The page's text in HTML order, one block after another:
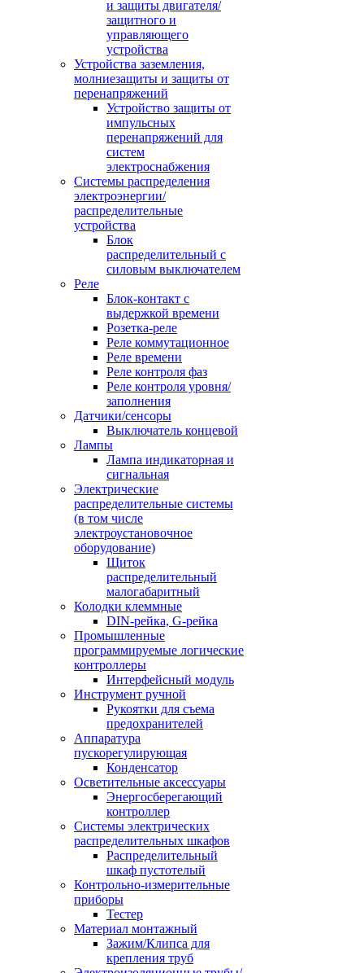
и защиты двигателя/
защитного и
управляющего
устройства
Устройства заземления,
молниезащиты и защиты от
перенапряжений
Устройство защиты от
импульсных
перенапряжений для
систем
электроснабжения
Системы распределения
электроэнергии/
распределительные
устройства
Блок
распределительный с
силовым выключателем
Реле
Блок-контакт с
выдержкой времени
Розетка-реле
Реле коммутационное
Реле времени
Реле контроля фаз
Реле контроля уровня/
заполнения
Датчики/сенсоры
Выключатель концевой
Лампы
Лампа индикаторная и
сигнальная
Электрические
распределительные системы
(в том числе
электроустановочное
оборудование)
Щиток
распределительный
малогабаритный
Колодки клеммные
DIN-рейка, G-рейка
Промышленные
программируемые логические
контроллеры
Интерфейсный модуль
Инструмент ручной
Рукоятки для съема
предохранителей
Аппаратура
пускорегулирующая
Конденсатор
Осветительные аксессуары
Энергосберегающий
контроллер
Системы электрических
распределительных шкафов
Распределительный
шкаф пустотелый
Контрольно-измерительные
приборы
Тестер
Материал монтажный
Зажим/Клипса для
крепления труб